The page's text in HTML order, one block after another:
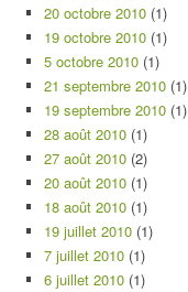
20 octobre 2010 (1)
19 octobre 2010 (1)
5 octobre 2010 (1)
21 septembre 2010 (1)
19 septembre 2010 (1)
28 août 2010 (1)
27 août 2010 (2)
20 août 2010 (1)
18 août 2010 (1)
19 juillet 2010 (1)
7 juillet 2010 (1)
6 juillet 2010 (1)